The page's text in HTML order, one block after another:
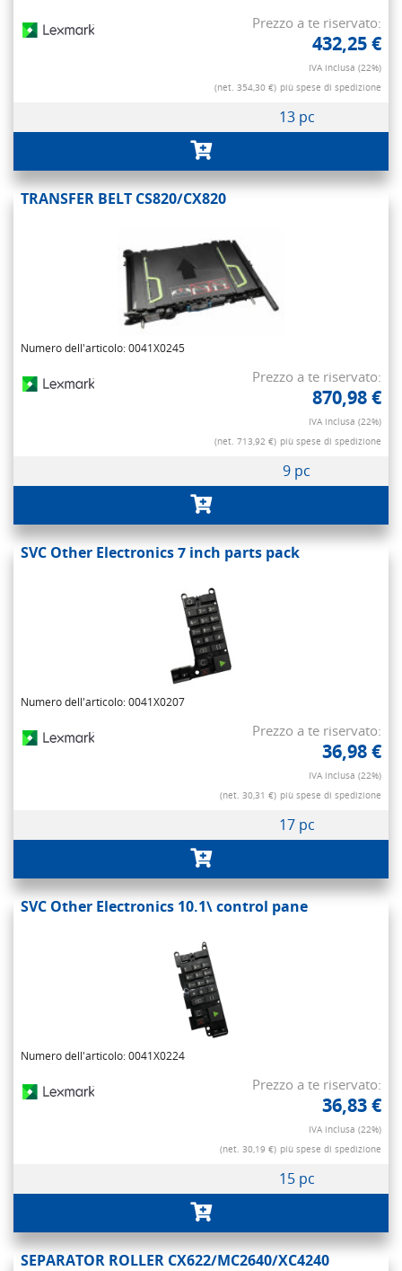
Prezzo a te riservato:
432,25 €
IVA inclusa (22%)
(net. 354,30 €) più spese di spedizione
13 pc
TRANSFER BELT CS820/CX820
Numero dell'articolo: 0041X0245
Prezzo a te riservato:
870,98 €
IVA inclusa (22%)
(net. 713,92 €) più spese di spedizione
9 pc
SVC Other Electronics 7 inch parts pack
Numero dell'articolo: 0041X0207
Prezzo a te riservato:
36,98 €
IVA inclusa (22%)
(net. 30,31 €) più spese di spedizione
17 pc
SVC Other Electronics 10.1\ control pane
Numero dell'articolo: 0041X0224
Prezzo a te riservato:
36,83 €
IVA inclusa (22%)
(net. 30,19 €) più spese di spedizione
15 pc
SEPARATOR ROLLER CX622/MC2640/XC4240